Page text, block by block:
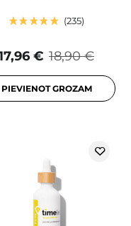
235
18,90 €
€
PIEVIENOT GROZAM